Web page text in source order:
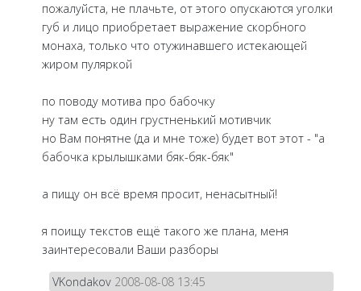
пожалуйста, не плачьте, от этого опускаются уголки
губ и лицо приобретает выражение скорбного
монаха, только что отужинавшего истекающей
жиром пуляркой
по поводу мотива про бабочку
ну там есть один грустненький мотивчик
но Вам понятне (да и мне тоже) будет вот этот - "а
бабочка крылышками бяк-бяк-бяк"
а пищу он всё время просит, ненасытный!
я поищу текстов ещё такого же плана, меня
заинтересовали Ваши разборы
VKondakov 2008-08-08 13:45